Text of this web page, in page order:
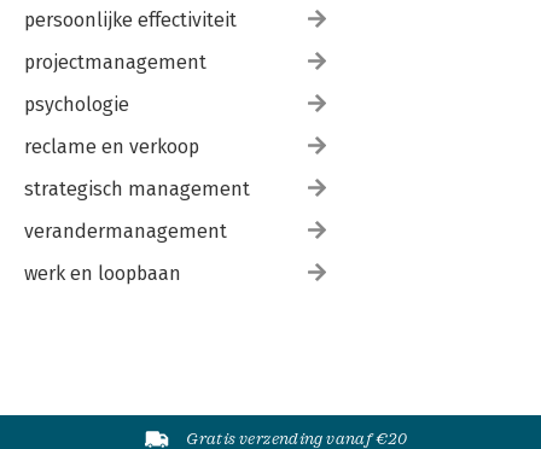
persoonlijke effectiviteit
projectmanagement
psychologie
reclame en verkoop
strategisch management
verandermanagement
werk en loopbaan
Gratis verzending vanaf €20